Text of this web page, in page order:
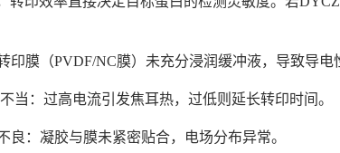
印膜（PVDF/NC膜）未充分浸润缓冲液，导致导
当：过高电流引发焦耳热，过低则延长转印时间。
良：凝胶与膜未紧密贴合，电场分布异常。